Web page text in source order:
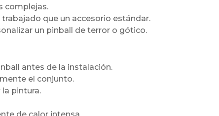
complejas.
que un accesorio estándar.
un pinball de terror o gótico.
antes de la instalación.
el conjunto.
pintura.